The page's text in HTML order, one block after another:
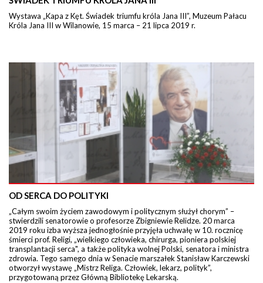
Wystawa „Kapa z Kęt. Świadek triumfu króla Jana III”, Muzeum Pałacu
Króla Jana III w Wilanowie, 15 marca – 21 lipca 2019 r.
OD SERCA DO POLITYKI
„Całym swoim życiem zawodowym i politycznym służył chorym” –
stwierdzili senatorowie o profesorze Zbigniewie Relidze. 20 marca
2019 roku izba wyższa jednogłośnie przyjęła uchwałę w 10. rocznicę
śmierci prof. Religi, „wielkiego człowieka, chirurga, pioniera polskiej
transplantacji serca", a także polityka wolnej Polski, senatora i ministra
zdrowia. Tego samego dnia w Senacie marszałek Stanisław Karczewski
otworzył wystawę „Mistrz Religa. Człowiek, lekarz, polityk”,
przygotowaną przez Główną Bibliotekę Lekarską.